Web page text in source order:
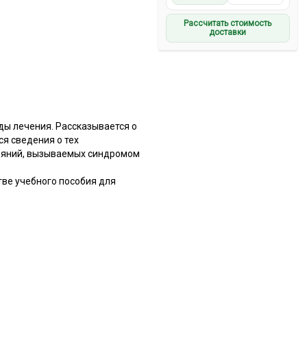
Рассчитать стоимость
доставки
лечения. Рассказывается о
сведения о тех
вызываемых синдромом
учебного пособия для